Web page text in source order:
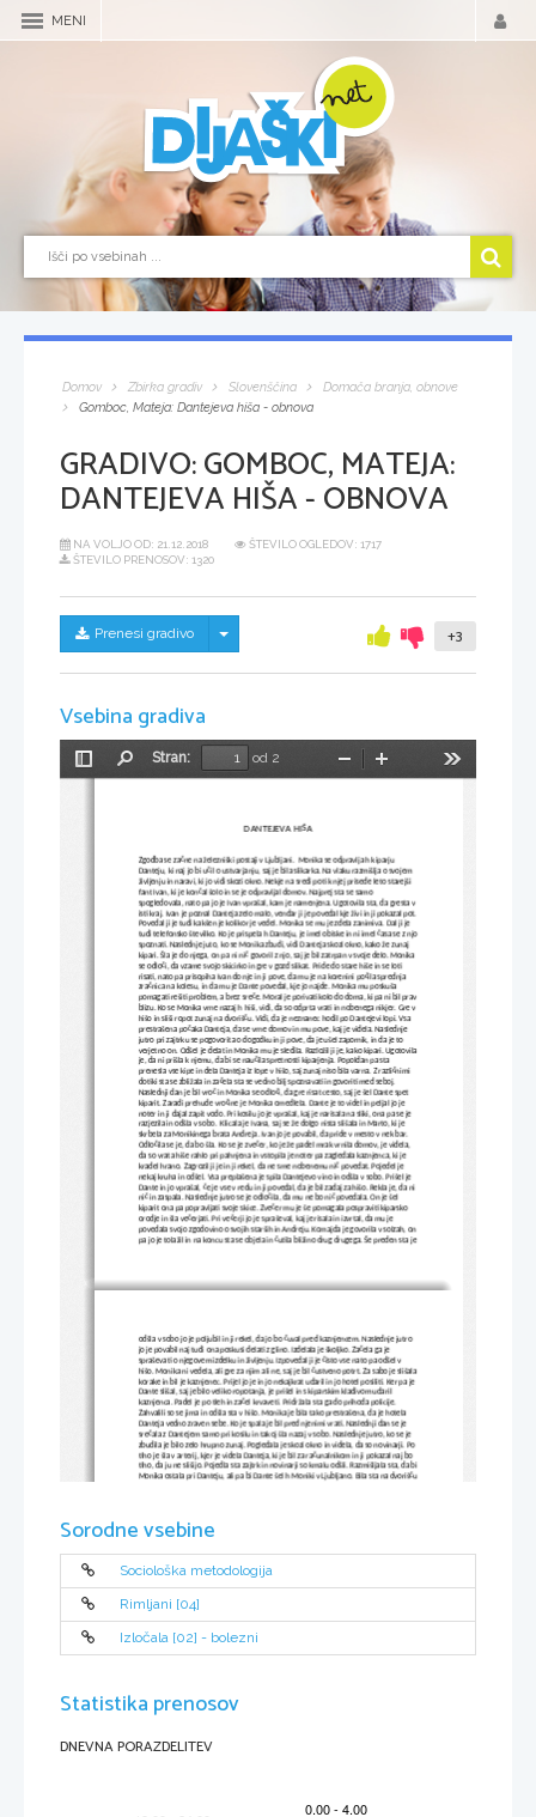
MENI
Domov Zbirka gradiv Slovenščina
Domača branja, obnove
Gomboc, Mateja: Dantejeva hiša - obnova
GRADIVO:GOMBOC, MATEJA:
DANTEJEVA HIŠA - OBNOVA
NA VOLJO OD: 21.12.2018
ŠTEVILO OGLEDOV: 1717
ŠTEVILO PRENOSOV: 1320
Prenesi gradivo Skrij/prikaži meni +3
Vsebina gradiva
Preklopi
Stran:
od 2
Pomanjšaj
DANTEJEVA HIŠA
Zgodba se začne na železniški postaji v Ljubljani.  Monika se odpravlja h kiparju
Danteju, ki naj jo bi učil o ustvarjanju, saj je bila slikarka. Na vlaku razmišlja o svojem
življenju in naravi, ki jo vidi skozi okno. Nekje na sredi poti k njej prisede leto starejši
fant Ivan, ki je končal šolo in se je odpravljal domov. Najprej sta se samo
spogledovala, nato pa jo je Ivan vprašal, kam je namenjena. Ugotovila sta, da gresta v
isti kraj. Ivan je poznal Danteja zelo malo, vendar ji je povedal kje živi in ji pokazal pot.
Povedal ji je tudi kakšen je kolikor je vedel. Monika se mu je zdela zanimiva. Dal ji je
tudi telefonsko številko. Ko je prispela h Danteju, je imel obiske in ni imel časa se z njo
spoznati. Naslednje juto, ko se Monika zbudi, vidi Danteja skozi okno, kako že zunaj
kipari. Šla je do njega, on pa ni nič govoril z njo, saj je bil zatrpan v svoje delo. Monika
se odloči, da vzame svojo skicirko in gre v gozd slikat. Pride do stare hiše in se loti
risati, nato pa prisopiha Ivan do nje in ji pove, da mu je na korenini počila sprednja
zračnica na kolesu, in da mu je Dante povedal, kje jo najde. Monika mu poskuša
pomagati rešiti problem, a brez sreče. Moral je porivati kolo do doma, ki pa ni bil prav
blizu. Ko se Monika vrne nazaj h hiši, vidi, da so odprta vrati in nobenega nikjer. Gre v
hišo in sliši ropot zunaj na dvorišču. Vidi, da je neznanec hodil po Dantejevi lopi. Vsa
prestrašena počaka Danteja, da se vrne domov in mu pove, kaj je videla. Naslednje
jutro pri zajtrku se pogovorita o dogodku in ji pove, da je ušel zapornik, in da je to
verjetno on. Odšel je delat in Monika mu je sledila. Razložil ji je, kako kipari. Ugotovila
je, da ni prišla k njemu, da bi se naučila spretnosti kiparjenja. Popoldan pa sta
prenesla vse kipe in dela Danteja iz lope v hišo, saj zunaj niso bila varna. Z različnimi
dotiki sta se zbližala in začela sta se vedno bilj spoznavati in govoriti med seboj.
Naslednji dan je bil vroč in Monika se odloči, da gre risat cesto, saj je šel Dante spet
kiparit. Zaradi prehude vročine je Monika omedlela. Dante je to videl in peljal jo je
noter in ji dajal zapit vodo. Pri kosilu jo je vprašal, kaj je narisala na sliki, ona pa se je
razjezila in odšla v sobo.  Klicala je Ivana, saj se že dolgo nista slišala in Marto, ki je
skrbela za Monikinega brata Andreja. Ivan jo je povabil, da pride v mesto v nek bar.
Odločila se je, da bo šla. Ko se je zvečer, ko je že padel mrak vrnila domov, je videla,
da so vrata hiše rahlo pri pahnjena in vstopila je noter pa zagledala kaznjenca, ki je
kradel hrano. Zagrozil ji je in ji rekel, da ne sme nobenemu nič povedat. Pojedel je
nekaj kruha in odšel. Vsa preplašena je spila Dantejevo vino in odšla v sobo. Prišel je
Dante in jo vprašal, če je vse v redu in ji povedal, da je bil zadaj za hišo. Rekla je, da ni
nič in zaspala. Naslednje jutro se je odločila, da mu ne bo nič povedala. On je šel
kiparit ona pa popravljati svoje skice. Zvečer mu je še pomagala pospraviti kiparsko
orodje in šla večerjati. Pri večerji jo je spraševal, kaj je risala in izvrtal, da mu je
povedala svojo zgodovino o svojih starših in Andreju. Komajda je govorila v solzah, on
pa jo je tolažil in na koncu sta se objela in čutila bližino drug drugega. Še preden sta je
odšla v sobo jo je poljubil in ji rekel, da jo bo čuval pred kaznjencem. Naslednje jutro
jo je povabil naj tudi ona poskusi delati z glino. Izdelala je školjko. Začela ga je
spraševati o njegovem izdelku in življenju. Izpovedal ji je čisto vse nato pa odšel v
hišo. Monika ni vedela, ali gre za njim ali ne, saj je bil čustveno potrt. Za sabo je slišala
korake in bil je kaznjenec. Prijel jo je in jo nekajkrat udaril in jo hotel posiliti. Ker pa je
Dante slišal, saj je bilo veliko ropotanja, je prišel in s kiparskim kladivom udaril
kaznjenca. Padel je po tleh in začel krvaveti. Pridržala sta ga do prihoda policije.
Zahvalili so se jima in odšla sta v hišo. Monika je bila tako prestrašena, da je hotela
Danteja vedno zraven sebe. Ko je spala je bil pred njenimi vrati. Naslednji dan se je
srečala z Dantejem samo pri kosilu in takoj šla nazaj v sobo. Naslednje jutro, ko se je
zbudila je bilo zelo hrupno zunaj. Pogledala je skozi okno in videla, da so novinarji. Po
tiho je šla v arterij, kjer je videla Danteja, ki je bil za računalnikom in ji pokazal naj bo
tiho, da ju ne slišijo. Pojedla sta zajtrk in novinarji so kmalu odšli. Razmišljala sta, da bi
Monika ostala pri Danteju, ali pa bi Dante šel h Moniki v Ljubljano. Bila sta na dvorišču
Sorodne vsebine
Sociološka metodologija
Rimljani [04]
Izločala [02] - bolezni
Statistika prenosov
DNEVNA PORAZDELITEV